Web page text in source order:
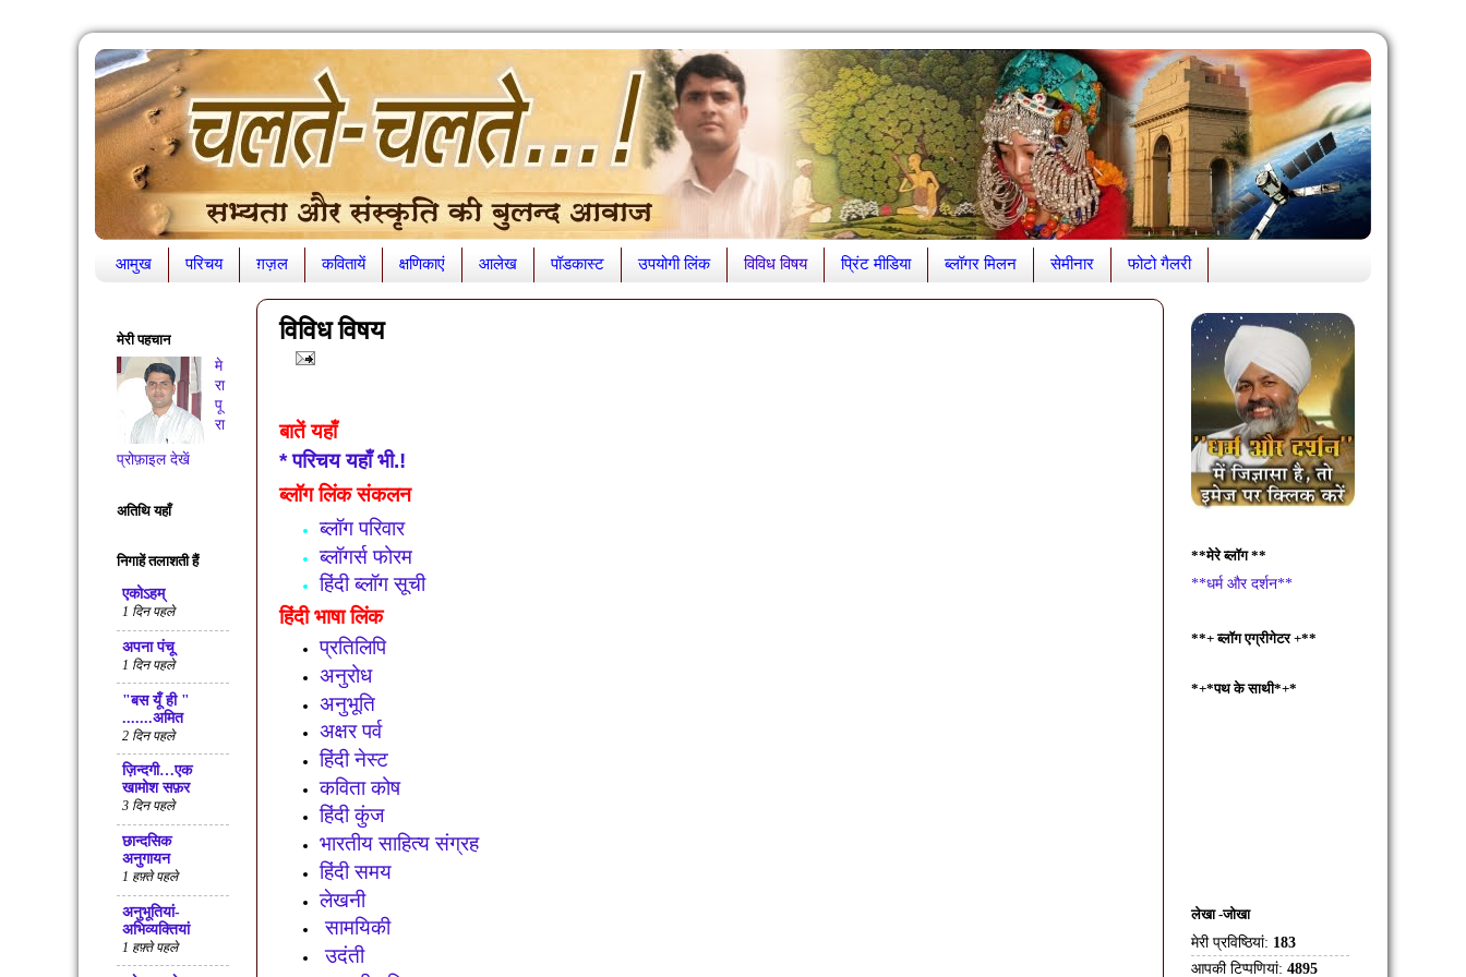
आमुख परिचय ग़ज़ल कवितायें क्षणिकाएं आलेख पॉडकास्ट उपयोगी लिंक विविध विषय प्रिंट मीडिया ब्लॉगर मिलन सेमीनार फोटो गैलरी
विविध विषय
बातें यहाँ
*परिचय यहाँ भी.!
ब्लॉग लिंक संकलन
ब्लॉग परिवार
ब्लॉगर्स फोरम
हिंदी ब्लॉग सूची
हिंदी भाषा लिंक
प्रतिलिपि
अनुरोध
अनुभूति
अक्षर पर्व
हिंदी नेस्ट
कविता कोष
हिंदी कुंज
भारतीय साहित्य संग्रह
हिंदी समय
लेखनी
सामयिकी
उदंती
मेरी पहचान
मे
रा
पू
रा
प्रोफ़ाइल देखें
अतिथि यहाँ
निगाहें तलाशती हैं
एकोऽहम्
1 दिन पहले
अपना पंचू
1 दिन पहले
"बस यूँ ही "
.......अमित
2 दिन पहले
ज़िन्दगी…एक
खामोश सफ़र
3 दिन पहले
छान्दसिक
अनुगायन
1 हफ़्ते पहले
अनुभूतियां-
अभिव्यक्तियां
1 हफ़्ते पहले
**मेरे ब्लॉग **
**धर्म और दर्शन**
**+ ब्लॉग एग्रीगेटर +**
*+*पथ के साथी*+*
लेखा -जोखा
मेरी प्रविष्ठियां: 183
आपकी टिप्पणियां: 4895